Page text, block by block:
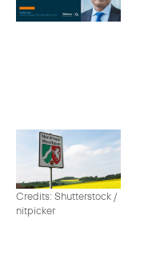
Credits: Shutterstock /
nitpicker